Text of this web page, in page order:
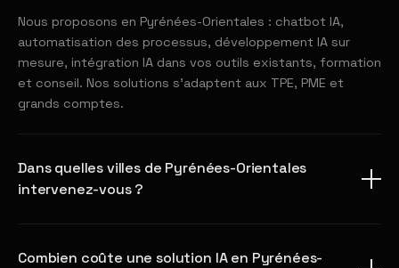
Nous proposons en Pyrénées-Orientales : chatbot IA,
automatisation des processus, développement IA sur
mesure, intégration IA dans vos outils existants, formation
et conseil. Nos solutions s'adaptent aux TPE, PME et
grands comptes.
Dans quelles villes de Pyrénées-Orientales
intervenez-vous ?
Combien coûte une solution IA en Pyrénées-